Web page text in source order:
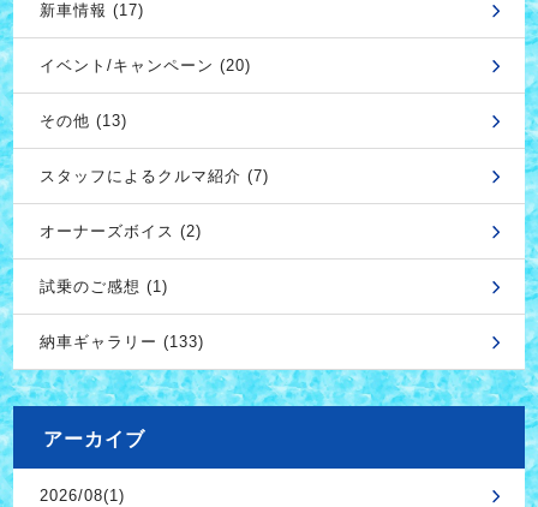
新車情報 (17)
イベント/キャンペーン (20)
その他 (13)
スタッフによるクルマ紹介 (7)
オーナーズボイス (2)
試乗のご感想 (1)
納車ギャラリー (133)
アーカイブ
2026/08(1)